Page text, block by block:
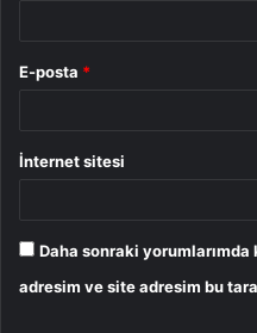
E-posta *
İnternet sitesi
Daha sonraki yorumlarımda
adresim ve site adresim bu